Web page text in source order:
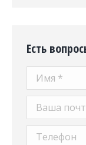
Есть
Имя *
Ваша почта
Телефон